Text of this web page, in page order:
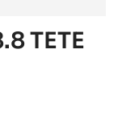
TETE